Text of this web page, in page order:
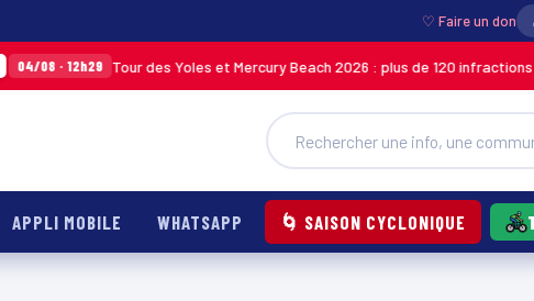
♡ Faire un don
Tour des Yoles et Mercury Beach 2026 : plus de 120 infractions relevées
APPLI MOBILE WHATSAPP 🌀 SAISON CYCLONIQUE